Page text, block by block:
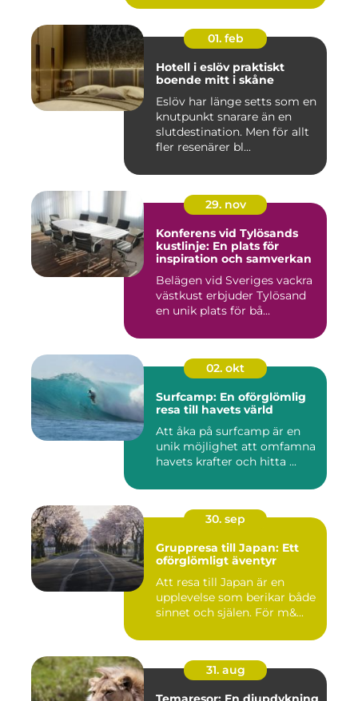
01. feb
Hotell i eslöv praktiskt
boende mitt i skåne
Eslöv har länge setts som en
knutpunkt snarare än en
slutdestination. Men för allt
fler resenärer bl...
29. nov
Konferens vid Tylösands
kustlinje: En plats för
inspiration och samverkan
Belägen vid Sveriges vackra
västkust erbjuder Tylösand
en unik plats för bå...
02. okt
Surfcamp: En oförglömlig
resa till havets värld
Att åka på surfcamp är en
unik möjlighet att omfamna
havets krafter och hitta ...
30. sep
Gruppresa till Japan: Ett
oförglömligt äventyr
Att resa till Japan är en
upplevelse som berikar både
sinnet och själen. För m&...
31. aug